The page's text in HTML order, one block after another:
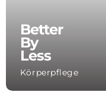
Better
By
Less
Körperpflege